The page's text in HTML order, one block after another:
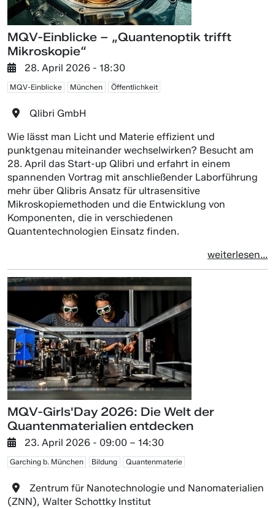
MQV-Einblicke – „Quantenoptik trifft
Mikroskopie“
28. April 2026 - 18:30
MQV-Einblicke München Öffentlichkeit
Qlibri GmbH
Wie lässt man Licht und Materie effizient und
punktgenau miteinander wechselwirken? Besucht am
28. April das Start-up Qlibri und erfahrt in einem
spannenden Vortrag mit anschließender Laborführung
mehr über Qlibris Ansatz für ultrasensitive
Mikroskopiemethoden und die Entwicklung von
Komponenten, die in verschiedenen
Quantentechnologien Einsatz finden.
weiterlesen...
MQV-Girls'Day 2026: Die Welt der
Quantenmaterialien entdecken
23. April 2026 - 09:00 – 14:30
Garching b. München Bildung Quantenmaterie
Zentrum für Nanotechnologie und Nanomaterialien
(ZNN), Walter Schottky Institut